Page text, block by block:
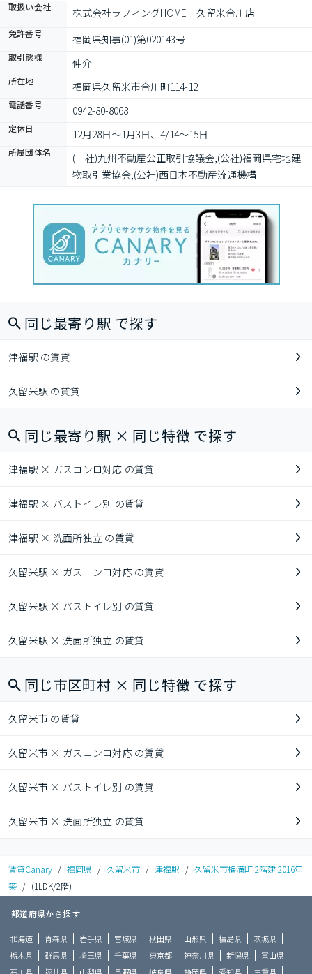
取扱い会社 株式会社ラフィングHOME　久留米合川店
免許番号 福岡県知事(01)第020143号
取引態様 仲介
所在地 福岡県久留米市合川町114-12
電話番号 0942-80-8068
定休日 12月28日〜1月3日、4/14〜15日
所属団体名
(一社)九州不動産公正取引協議会,(公社)福岡県宅地建
物取引業協会,(公社)西日本不動産流通機構
同じ最寄り駅 で探す
津福駅 の賃貸
久留米駅 の賃貸
同じ最寄り駅 × 同じ特徴 で探す
津福駅 × ガスコンロ対応 の賃貸
津福駅 × バストイレ別 の賃貸
津福駅 × 洗面所独立 の賃貸
久留米駅 × ガスコンロ対応 の賃貸
久留米駅 × バストイレ別 の賃貸
久留米駅 × 洗面所独立 の賃貸
同じ市区町村 × 同じ特徴 で探す
久留米市 の賃貸
久留米市 × ガスコンロ対応 の賃貸
久留米市 × バストイレ別 の賃貸
久留米市 × 洗面所独立 の賃貸
賃貸Canary / 福岡県 / 久留米市 / 津福駅 / 久留米市梅満町 2階建 2016年
築 / (1LDK/2階)
都道府県から探す
北海道 青森県 岩手県 宮城県 秋田県 山形県 福島県
茨城県
栃木県
群馬県 埼玉県 千葉県 東京都 神奈川県 新潟県
富山県